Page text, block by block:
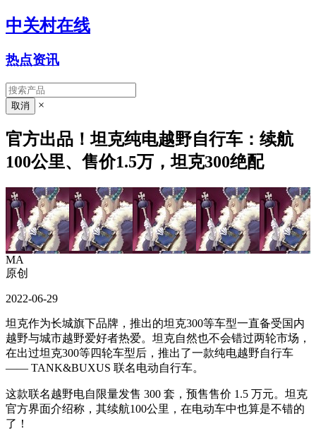
中关村在线
热点资讯
×
官方出品！坦克纯电越野自行车：续航
100公里、售价1.5万，坦克300绝配
MA
原创
2022-06-29
坦克作为长城旗下品牌，推出的坦克300等车型一直备受国内
越野与城市越野爱好者热爱。坦克自然也不会错过两轮市场，
在出过坦克300等四轮车型后，推出了一款纯电越野自行车
—— TANK&BUXUS 联名电动自行车。
这款联名越野电自限量发售 300 套，预售售价 1.5 万元。坦克
官方界面介绍称，其续航100公里，在电动车中也算是不错的
了！